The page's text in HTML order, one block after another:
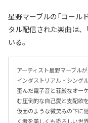
星野マーブルの「コール
タル配信された楽曲は、
いる。
アーティスト星野マーブル
インダストリアル・シングル
歪んだ電子音と荘厳なオー
む圧倒的な自己愛と支配欲
仮面のような微笑みの下に
く者を美しくも恐ろしい世